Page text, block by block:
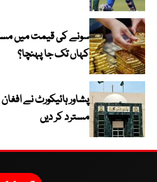
سونے کی قیمت میں
کہاں تک جا پہنچا؟
پشاور ہائیکورٹ نے
مسترد کر دیں